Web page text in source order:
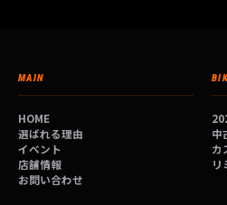
MAIN
HOME
選ばれる理由
イベント
店舗情報
お問い合わせ
中
カ
リ